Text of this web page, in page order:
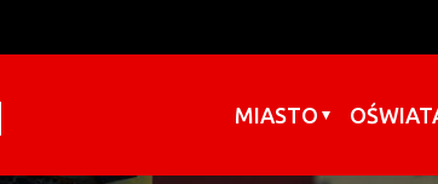
MIASTO